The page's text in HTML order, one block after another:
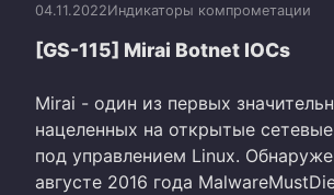
04.11.2022Индикаторы компрометации
[GS-115] Mirai Botnet IOCs
Mirai - один из первых
нацеленных на открытые
под управлением Linux.
августе 2016 года